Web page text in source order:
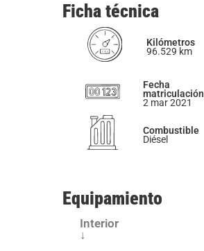
Ficha técnica
Kilómetros
96.529 km
Fecha
matriculación
2 mar 2021
Combustible
Diésel
Equipamiento
Interior
↓